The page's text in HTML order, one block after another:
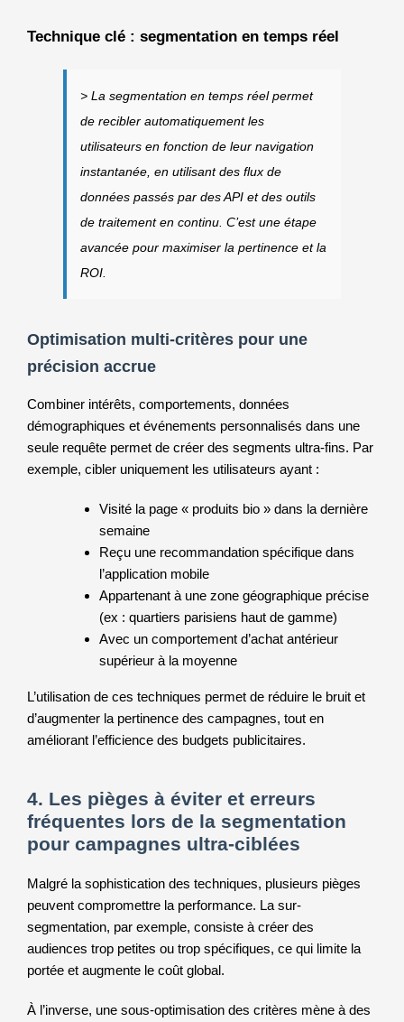
Technique clé : segmentation en temps réel
> La segmentation en temps réel permet
de recibler automatiquement les
utilisateurs en fonction de leur navigation
instantanée, en utilisant des flux de
données passés par des API et des outils
de traitement en continu. C’est une étape
avancée pour maximiser la pertinence et la
ROI.
Optimisation multi-critères pour une
précision accrue
Combiner intérêts, comportements, données
démographiques et événements personnalisés dans une
seule requête permet de créer des segments ultra-fins. Par
exemple, cibler uniquement les utilisateurs ayant :
Visité la page « produits bio » dans la dernière
semaine
Reçu une recommandation spécifique dans
l’application mobile
Appartenant à une zone géographique précise
(ex : quartiers parisiens haut de gamme)
Avec un comportement d’achat antérieur
supérieur à la moyenne
L’utilisation de ces techniques permet de réduire le bruit et
d’augmenter la pertinence des campagnes, tout en
améliorant l’efficience des budgets publicitaires.
4. Les pièges à éviter et erreurs
fréquentes lors de la segmentation
pour campagnes ultra-ciblées
Malgré la sophistication des techniques, plusieurs pièges
peuvent compromettre la performance. La sur-
segmentation, par exemple, consiste à créer des
audiences trop petites ou trop spécifiques, ce qui limite la
portée et augmente le coût global.
À l’inverse, une sous-optimisation des critères mène à des